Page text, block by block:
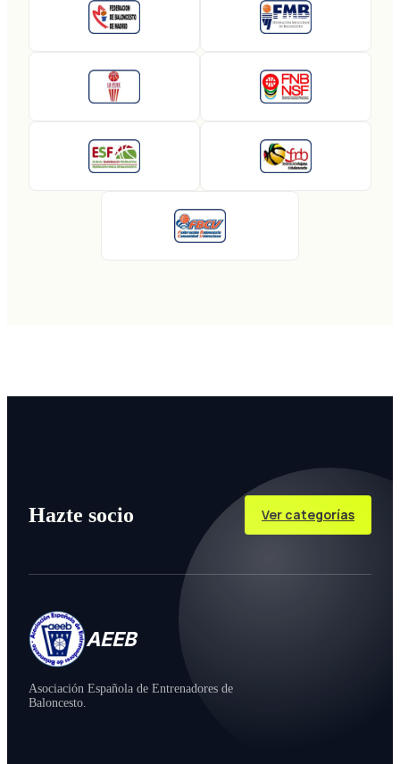
Hazte socio Ver categorías
AEEB
Asociación Española de Entrenadores de
Baloncesto.